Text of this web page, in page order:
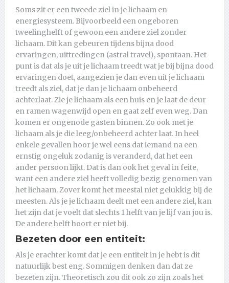
Soms zit er een tweede ziel in je lichaam en
energiesysteem. Bijvoorbeeld een ongeboren
tweelinghelft of gewoon een andere ziel zonder
lichaam. Dit kan gebeuren tijdens bijna dood
ervaringen, uittredingen (astral travel), spontaan. Het
punt is dat als je uit je lichaam treedt wat je bij bijna dood
ervaringen doet, aangezien je dan even uit je lichaam
treedt als ziel, dat je dan je lichaam onbeheerd
achterlaat. Zie je lichaam als een huis en je laat de deur
en ramen wagenwijd open en gaat zelf even weg. Dan
komen er ongenode gasten binnen. Zo ook met je
lichaam als je die leeg/onbeheerd achter laat. In heel
enkele gevallen hoor je wel eens dat iemand na een
ernstig ongeluk zodanig is veranderd, dat het een
ander persoon lijkt. Dat is dan ook het geval in feite,
want een andere ziel heeft volledig bezig genomen van
het lichaam. Zover komt het meestal niet gelukkig bij de
meesten. Als je je lichaam deelt met een andere ziel, kan
het zijn dat je voelt dat slechts 1 helft van je lijf van jou is.
De andere helft hoort er niet bij.
Bezeten door een entiteit:
Als je erachter komt dat je een entiteit in je hebt is dit
natuurlijk best eng. Sommigen denken dan dat ze
bezeten zijn. Theoretisch zou dit ook zo zijn zoals het